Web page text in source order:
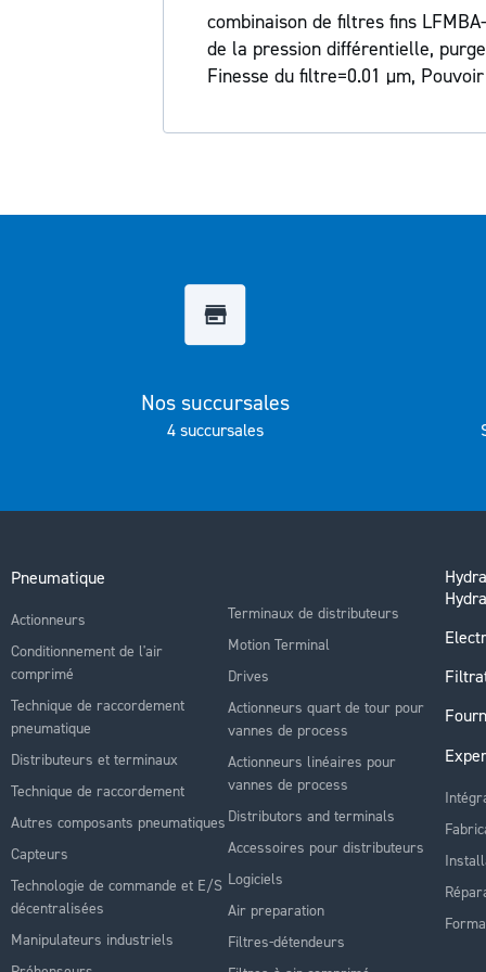
combinaison de filtres fins
de la pression différentielle,
Finesse du filtre=0.01 µm,
Nos succursales
4 succursales
Pneumatique
Actionneurs
Conditionnement de l'air
comprimé
Technique de raccordement
pneumatique
Distributeurs et terminaux
Technique de raccordement
Autres composants pneumatiques
Capteurs
Technologie de commande et E/S
décentralisées
Manipulateurs industriels
Terminaux de distributeurs
Motion Terminal
Drives
Actionneurs quart de tour pour
vannes de process
Actionneurs linéaires pour
vannes de process
Distributors and terminals
Accessoires pour distributeurs
Logiciels
Air preparation
Filtres-détendeurs